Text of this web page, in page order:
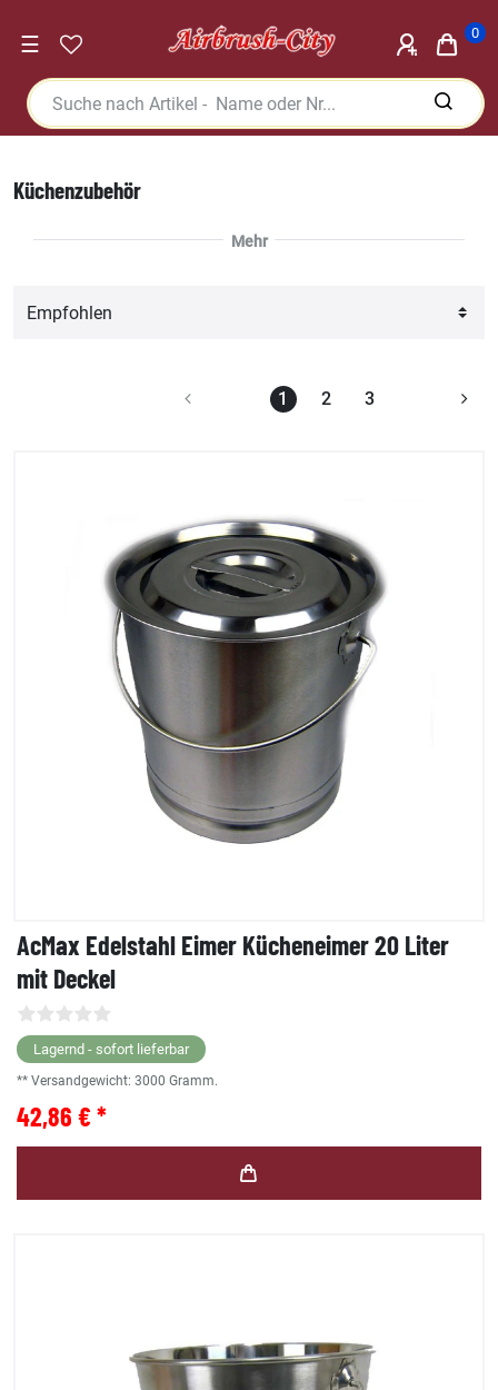
☰ 0
Küchenzubehör
1 2 3
AcMax Edelstahl Eimer Kücheneimer 20 Liter
mit Deckel
Lagernd - sofort lieferbar
** Versandgewicht: 3000 Gramm.
42,86 € *